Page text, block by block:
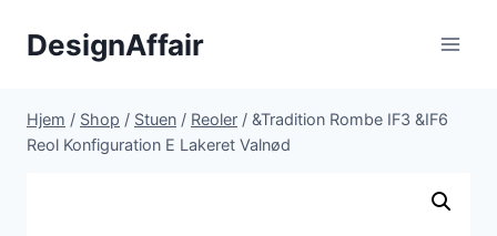
DesignAffair
Hjem / Shop / Stuen / Reoler / &Tradition Rombe IF3 &IF6
Reol Konfiguration E Lakeret Valnød